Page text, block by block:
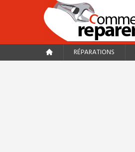
RÉPARATIONS